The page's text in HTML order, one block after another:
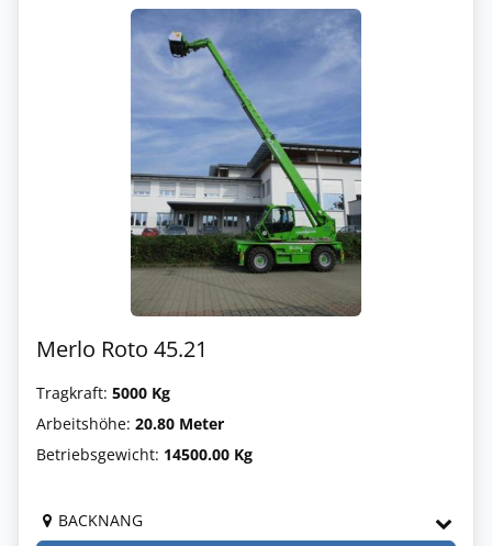
Merlo Roto 45.21
Tragkraft: 5000 Kg
Arbeitshöhe: 20.80 Meter
Betriebsgewicht: 14500.00 Kg
BACKNANG